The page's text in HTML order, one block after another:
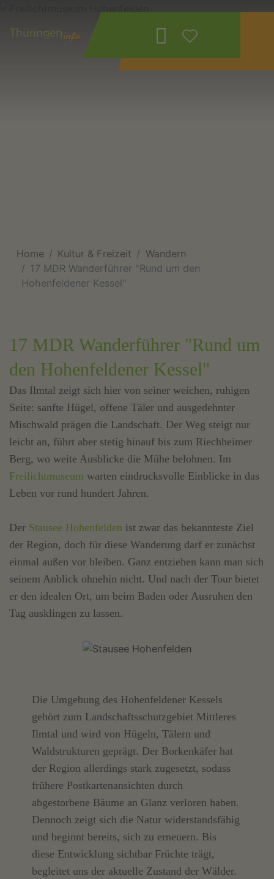
Wonach suchen
Home Kultur & Freizeit
Wandern
17 MDR Wanderführer "Rund um den
Hohenfeldener Kessel"
17 MDR Wanderführer "Rund um
den Hohenfeldener Kessel"
Das Ilmtal zeigt sich hier von seiner weichen, ruhigen
Seite: sanfte Hügel, offene Täler und ausgedehnter
Mischwald prägen die Landschaft. Der Weg steigt nur
leicht an, führt aber stetig hinauf bis zum Riechheimer
Berg, wo weite Ausblicke die Mühe belohnen. Im
Freilichtmuseum warten eindrucksvolle Einblicke in das
Leben vor rund hundert Jahren.
Der Stausee Hohenfelden ist zwar das bekannteste Ziel
der Region, doch für diese Wanderung darf er zunächst
einmal außen vor bleiben. Ganz entziehen kann man sich
seinem Anblick ohnehin nicht. Und nach der Tour bietet
er den idealen Ort, um beim Baden oder Ausruhen den
Tag ausklingen zu lassen.
Die Umgebung des Hohenfeldener Kessels
gehört zum Landschaftsschutzgebiet Mittleres
Ilmtal und wird von Hügeln, Tälern und
Waldstrukturen geprägt. Der Borkenkäfer hat
der Region allerdings stark zugesetzt, sodass
frühere Postkartenansichten durch
abgestorbene Bäume an Glanz verloren haben.
Dennoch zeigt sich die Natur widerstandsfähig
und beginnt bereits, sich zu erneuern. Bis
diese Entwicklung sichtbar Früchte trägt,
begleitet uns der aktuelle Zustand der Wälder.